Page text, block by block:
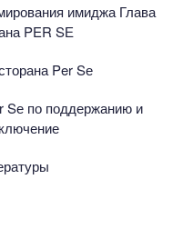
имиджа Глава
PER SЕ
Per Sе
Sе по поддержанию и